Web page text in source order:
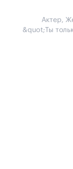
Актер,
&quot;Ты